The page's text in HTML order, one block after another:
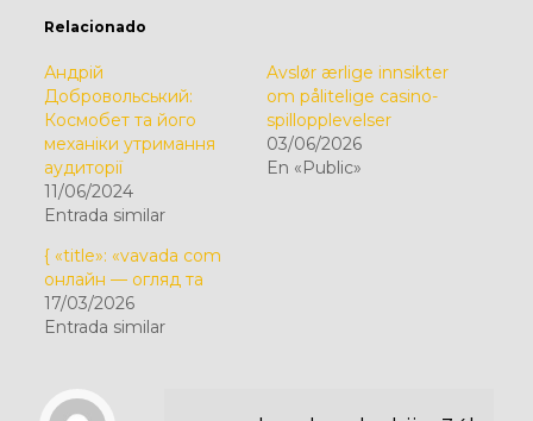
Relacionado
Андрій
Добровольський:
Космобет та його
механіки утримання
аудиторії
11/06/2024
Entrada similar
Avslør ærlige innsikter
om pålitelige casino-
spillopplevelser
03/06/2026
En «Public»
{ «title»: «vavada com
онлайн — огляд та
17/03/2026
Entrada similar